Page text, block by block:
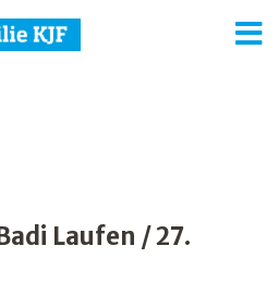
Laufen / 27.